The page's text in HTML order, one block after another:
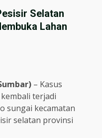
Selatan
Lahan
– Kasus
terjadi
sungai kecamatan
selatan provinsi